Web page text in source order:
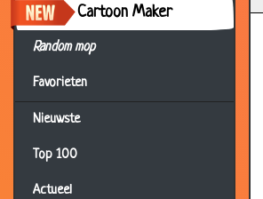
Cartoon Maker
Random mop
Favorieten
Nieuwste
Top 100
Actueel